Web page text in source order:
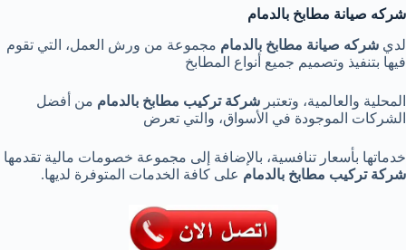
شركه صيانة مطابخ بالدمام
لدي شركه صيانة مطابخ بالدمام مجموعة من ورش العمل، التي تقوم
فيها بتنفيذ وتصميم جميع أنواع المطابخ
المحلية والعالمية، وتعتبر شركة تركيب مطابخ بالدمام من أفضل
الشركات الموجودة في الأسواق، والتي تعرض
خدماتها بأسعار تنافسية، بالإضافة إلى مجموعة خصومات مالية تقدمها
شركة تركيب مطابخ بالدمام على كافة الخدمات المتوفرة لديها.